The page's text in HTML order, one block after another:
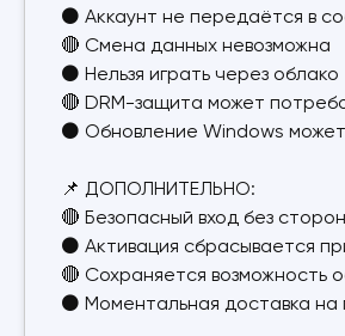
⚫ Аккаунт не передаётся в
🔴 Смена данных невозможна
⚫ Нельзя играть через облако
🔴 DRM-защита может
⚫ Обновление Windows
📌 ДОПОЛНИТЕЛЬНО:
🔴 Безопасный вход без
⚫ Активация сбрасывается
🔴 Сохраняется возможность
⚫ Моментальная доставка на